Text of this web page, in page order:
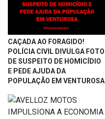
CAÇADA AO FORAGIDO!
POLÍCIA CIVIL DIVULGA FOTO
DE SUSPEITO DE HOMICÍDIO
E PEDE AJUDA DA
POPULAÇÃO EM VENTUROSA